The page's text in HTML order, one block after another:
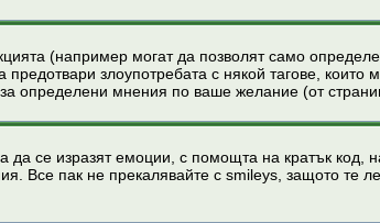
(например могат да позволят само
злоупотребата с някой тагове,
определени мнения по ваше желание (от
се изразят емоции, с помощта на кратък код,
Все пак не прекалявайте с smileys, защото те